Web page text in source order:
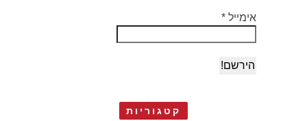
אימייל *
קטגוריות